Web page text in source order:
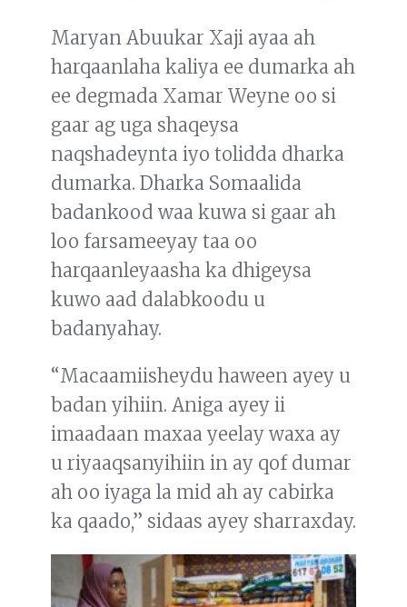
Maryan Abuukar Xaji ayaa ah
harqaanlaha kaliya ee dumarka ah
ee degmada Xamar Weyne oo si
gaar ag uga shaqeysa
naqshadeynta iyo tolidda dharka
dumarka. Dharka Somaalida
badankood waa kuwa si gaar ah
loo farsameeyay taa oo
harqaanleyaasha ka dhigeysa
kuwo aad dalabkoodu u
badanyahay.
“Macaamiisheydu haween ayey u
badan yihiin. Aniga ayey ii
imaadaan maxaa yeelay waxa ay
u riyaaqsanyihiin in ay qof dumar
ah oo iyaga la mid ah ay cabirka
ka qaado,” sidaas ayey sharraxday.